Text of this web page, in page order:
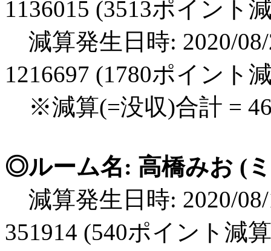
1136015 (3513ポイント
減算発生日時: 2020/
1216697 (1780ポイント
※減算(=没収)合計 =
◎ルーム名: 高橋みお (
減算発生日時: 2020/
351914 (540ポイント減